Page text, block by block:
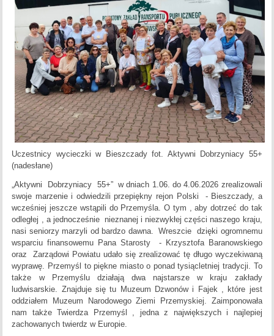
Uczestnicy wycieczki w Bieszczadyfot. Aktywni Dobrzyniacy 55+
(nadesłane)
„Aktywni Dobrzyniacy 55+” w dniach 1.06. do 4.06.2026 zrealizowali
swoje marzenie i odwiedzili przepiękny rejon Polski - Bieszczady, a
wcześniej jeszcze wstąpili do Przemyśla. O tym , aby dotrzeć do tak
odległej , a jednocześnie nieznanej i niezwykłej części naszego kraju,
nasi seniorzy marzyli od bardzo dawna. Wreszcie dzięki ogromnemu
wsparciu finansowemu Pana Starosty - Krzysztofa Baranowskiego
oraz Zarządowi Powiatu udało się zrealizować tę długo wyczekiwaną
wyprawę. Przemyśl to piękne miasto o ponad tysiącletniej tradycji. To
także w Przemyślu działają dwa najstarsze w kraju zakłady
ludwisarskie. Znajduje się tu Muzeum Dzwonów i Fajek , które jest
oddziałem Muzeum Narodowego Ziemi Przemyskiej. Zaimponowała
nam także Twierdza Przemyśl , jedna z największych i najlepiej
zachowanych twierdz w Europie.